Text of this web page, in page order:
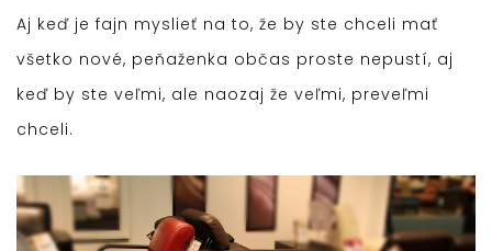
Aj keď je fajn myslieť na to, že by ste chceli mať
všetko nové, peňaženka občas proste nepustí, aj
keď by ste veľmi, ale naozaj že veľmi, preveľmi
chceli.